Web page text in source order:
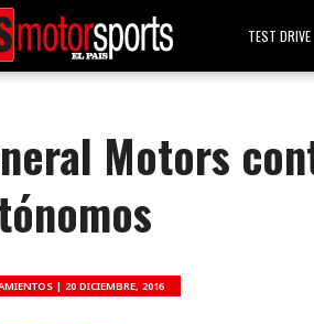
TEST DRIVE
Motors
|20 DICIEMBRE, 2016